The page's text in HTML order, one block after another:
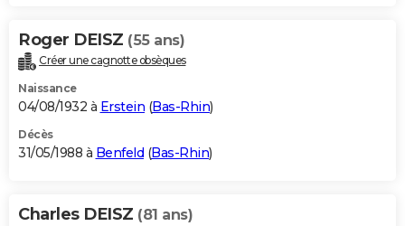
Roger DEISZ (55 ans)
Créer une cagnotte obsèques
Naissance
04/08/1932 à Erstein (Bas-Rhin)
Décès
31/05/1988 à Benfeld (Bas-Rhin)
Charles DEISZ (81 ans)